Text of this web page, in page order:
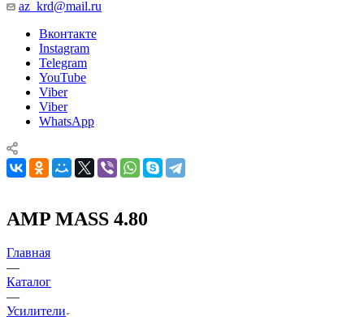
az_krd@mail.ru
Вконтакте
Instagram
Telegram
YouTube
Viber
Viber
WhatsApp
AMP MASS 4.80
Главная
—
Каталог
—
Усилители